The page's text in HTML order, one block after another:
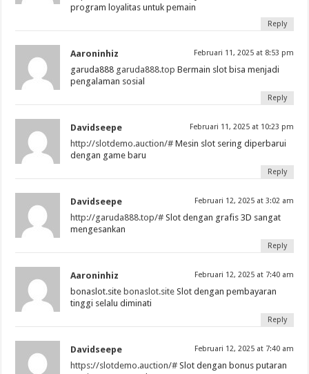
program loyalitas untuk pemain
Reply
Aaroninhiz Februari 11, 2025 at 8:53 pm
garuda888 garuda888.top Bermain slot bisa menjadi
pengalaman sosial
Reply
Davidseepe Februari 11, 2025 at 10:23 pm
http://slotdemo.auction/# Mesin slot sering diperbarui
dengan game baru
Reply
Davidseepe Februari 12, 2025 at 3:02 am
http://garuda888.top/# Slot dengan grafis 3D sangat
mengesankan
Reply
Aaroninhiz Februari 12, 2025 at 7:40 am
bonaslot.sitebonaslot.site Slot dengan pembayaran
tinggi selalu diminati
Reply
Davidseepe Februari 12, 2025 at 7:40 am
https://slotdemo.auction/# Slot dengan bonus putaran